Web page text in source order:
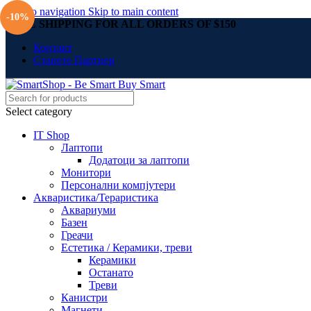
Skip to navigation Skip to main content
FREE SHIPPING FOR ALL ORDERS OF $150
Контакт
Станете Партнер
Select category
IT Shop
Лаптопи
Додатоци за лаптопи
Монитори
Персонални компјутери
Акваристика/Тераристика
Аквариуми
Базен
Греачи
Естетика / Керамики, треви
Керамики
Останато
Треви
Канистри
-10%